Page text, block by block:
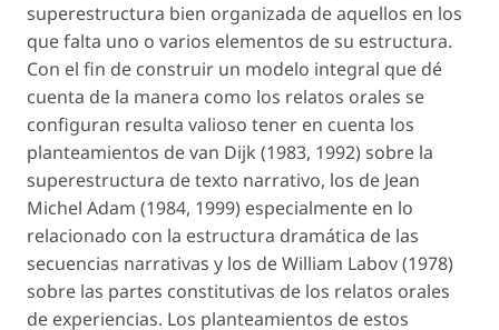
superestructura bien organizada de aquellos en los
que falta uno o varios elementos de su estructura.
Con el fin de construir un modelo integral que dé
cuenta de la manera como los relatos orales se
configuran resulta valioso tener en cuenta los
planteamientos de van Dijk (1983, 1992) sobre la
superestructura de texto narrativo, los de Jean
Michel Adam (1984, 1999) especialmente en lo
relacionado con la estructura dramática de las
secuencias narrativas y los de William Labov (1978)
sobre las partes constitutivas de los relatos orales
de experiencias. Los planteamientos de estos